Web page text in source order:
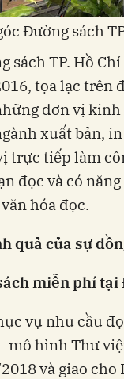
Đường sách
sách TP. Hồ
tọa lạc trên
đơn vị
xuất bản,
trực tiếp làm
đọc và có
hóa đọc.
quả của sự
miễn phí tại
vụ nhu cầu
mô hình Thư
và giao cho